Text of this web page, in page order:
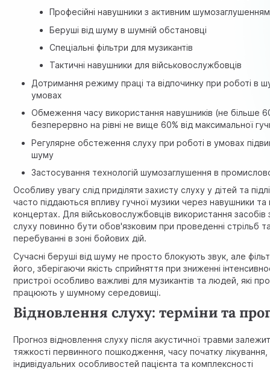
Професійні навушники з активним шумозаглушенням
Беруші від шуму в шумній обстановці
Спеціальні фільтри для музикантів
Тактичні навушники для військовослужбовців
Дотримання режиму праці та відпочинку при роботі в
умовах
Обмеження часу використання навушників (не більше
безперервно на рівні не вище 60% від максимальної
Регулярне обстеження слуху при роботі в умовах
шуму
Застосування технологій шумозаглушення в
Особливу увагу слід приділяти захисту слуху у дітей та
часто піддаються впливу гучної музики через навушники та
концертах. Для військовослужбовців використання засобів
слуху повинно бути обов'язковим при проведенні стрільб
перебуванні в зоні бойових дій.
Сучасні беруші від шуму не просто блокують звук, але
його, зберігаючи якість сприйняття при зниженні
пристрої особливо важливі для музикантів та людей, які
працюють у шумному середовищі.
Відновлення слуху: терміни та
Прогноз відновлення слуху після акустичної травми
тяжкості первинного пошкодження, часу початку лікування,
індивідуальних особливостей пацієнта та комплексності